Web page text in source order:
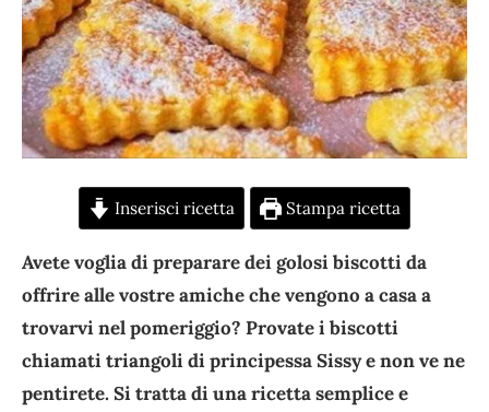
Inserisci ricetta Stampa ricetta
Avete voglia di preparare dei golosi biscotti da
offrire alle vostre amiche che vengono a casa a
trovarvi nel pomeriggio? Provate i biscotti
chiamati triangoli di principessa Sissy e non ve ne
pentirete. Si tratta di una ricetta semplice e